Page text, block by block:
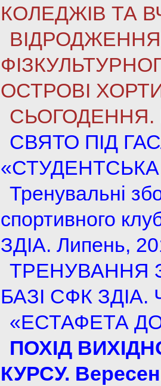
КОЛЕДЖІВ ТА
ОСТРОВІ
СЬОГОДЕННЯ.
СВЯТО ПІД
«СТУДЕНТСЬКА
Тренувальні
спортивного
ЗДІА. Липень,
ТРЕНУВАННЯ
БАЗІ СФК ЗДІА.
«ЕСТАФЕТА
ПОХІД
КУРСУ.